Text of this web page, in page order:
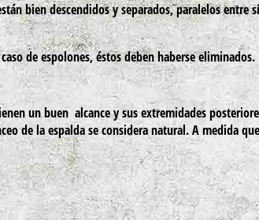
bien descendidos y separados, paralelos entre
de espolones, éstos deben haberse eliminados.
un buen alcance y sus extremidades
de la espalda se considera natural. A medida